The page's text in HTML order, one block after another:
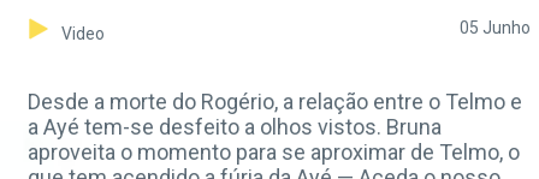
Video 05 Junho
Desde a morte do Rogério, a relação entre o Telmo e
a Ayé tem-se desfeito a olhos vistos. Bruna
aproveita o momento para se aproximar de Telmo, o